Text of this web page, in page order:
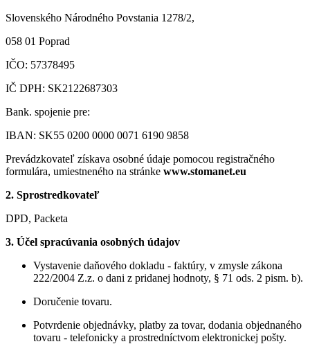
Slovenského Národného Povstania 1278/2,
058 01 Poprad
IČO: 57378495
IČ DPH: SK2122687303
Bank. spojenie pre:
IBAN: SK55 0200 0000 0071 6190 9858
Prevádzkovateľ získava osobné údaje pomocou registračného
formulára, umiestneného na stránke www.stomanet.eu
2. Sprostredkovateľ
DPD, Packeta
3. Účel spracúvania osobných údajov
Vystavenie daňového dokladu - faktúry, v zmysle zákona
222/2004 Z.z. o dani z pridanej hodnoty, § 71 ods. 2 pism. b).
Doručenie tovaru.
Potvrdenie objednávky, platby za tovar, dodania objednaného
tovaru - telefonicky a prostredníctvom elektronickej pošty.